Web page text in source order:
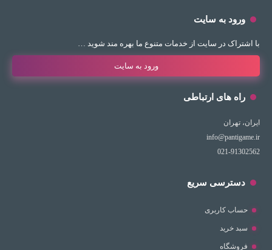
ورود به سایت
با اشتراک در سایت از خدمات متنوع ما بهره مند شوید …
ورود به سایت
راه های ارتباطی
ایران، تهران
info@pantigame.ir
021-91302562
دسترسی سریع
حساب کاربری
سبد خرید
فروشگاه